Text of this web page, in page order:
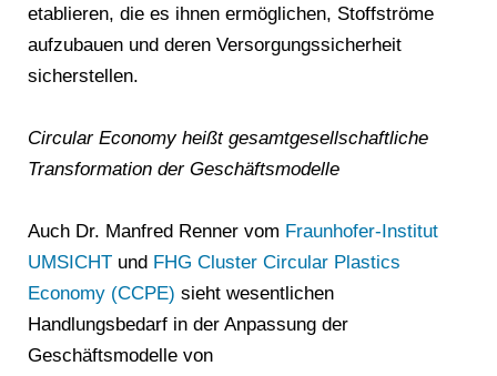
etablieren, die es ihnen ermöglichen, Stoffströme
aufzubauen und deren Versorgungssicherheit
sicherstellen.
Circular Economy heißt gesamtgesellschaftliche
Transformation der Geschäftsmodelle
Auch Dr. Manfred Renner vom Fraunhofer-Institut
UMSICHT und FHG Cluster Circular Plastics
Economy (CCPE) sieht wesentlichen
Handlungsbedarf in der Anpassung der
Geschäftsmodelle von